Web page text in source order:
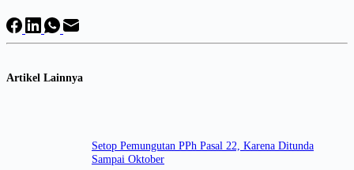
Artikel Lainnya
Setop Pemungutan PPh Pasal 22, Karena Ditunda
Sampai Oktober